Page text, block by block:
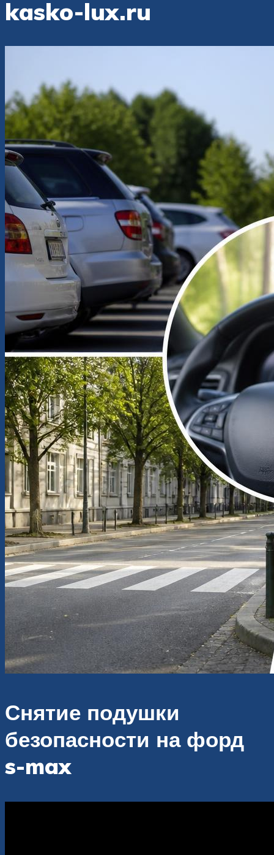
kasko-lux.ru
Снятие подушки
безопасности на форд
s-max